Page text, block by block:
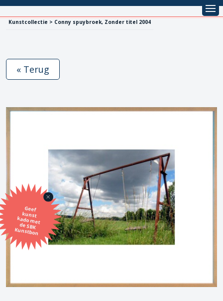
Kunstcollectie > Conny spuybroek, Zonder titel 2004
Geef
kunst
kado met
de SBK
Kunstbon
« Terug